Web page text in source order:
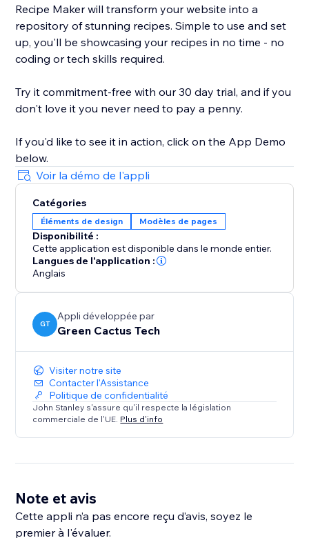
Recipe Maker will transform your website into a
repository of stunning recipes. Simple to use and set
up, you'll be showcasing your recipes in no time - no
coding or tech skills required.
Try it commitment-free with our 30 day trial, and if you
don't love it you never need to pay a penny.
If you'd like to see it in action, click on the App Demo
below.
Voir la démo de l'appli
Catégories
Éléments de design Modèles de pages
Disponibilité :
Cette application est disponible dans le monde entier.
Langues de l'application :
Anglais
GT
Appli développée par
Green Cactus Tech
Visiter notre site
Contacter l'Assistance
Politique de confidentialité
John Stanley s'assure qu'il respecte la législation
commerciale de l'UE. Plus d'info
Note et avis
Cette appli n’a pas encore reçu d’avis, soyez le
premier à l'évaluer.